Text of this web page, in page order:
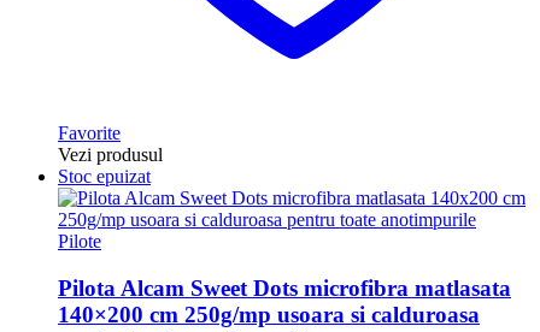
Favorite
Vezi produsul
Stoc epuizat
Pilote
Pilota Alcam Sweet Dots microfibra matlasata
140×200 cm 250g/mp usoara si calduroasa